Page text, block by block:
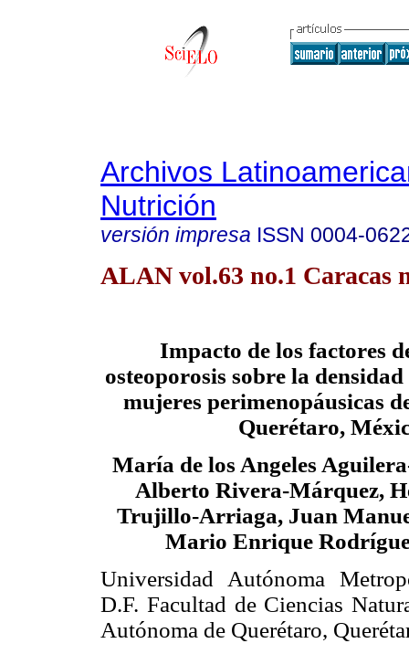
Archivos
Nutrición
versión impresa ISSN 0004-
ALAN vol.63 no.1 Caracas
Impacto de los factores
osteoporosis sobre la
mujeres perimenopáusicas
Querétaro,
María de los Angeles
Alberto Rivera-Márquez,
Trujillo-Arriaga, Juan
Mario Enrique
Universidad Autónoma
D.F. Facultad de Ciencias
Autónoma de Querétaro,